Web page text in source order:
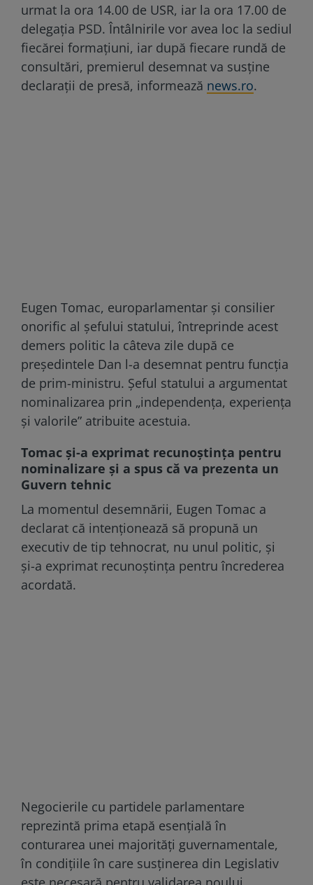
urmat la ora 14.00 de USR, iar la ora 17.00 de
delegația PSD. Întâlnirile vor avea loc la sediul
fiecărei formațiuni, iar după fiecare rundă de
consultări, premierul desemnat va susține
declarații de presă, informează news.ro.
Eugen Tomac, europarlamentar și consilier
onorific al șefului statului, întreprinde acest
demers politic la câteva zile după ce
președintele Dan l-a desemnat pentru funcția
de prim-ministru. Șeful statului a argumentat
nominalizarea prin „independența, experiența
și valorile” atribuite acestuia.
Tomac şi-a exprimat recunoştinţa pentru
nominalizare şi a spus că va prezenta un
Guvern tehnic
La momentul desemnării, Eugen Tomac a
declarat că intenționează să propună un
executiv de tip tehnocrat, nu unul politic, și
și-a exprimat recunoștința pentru încrederea
acordată.
Negocierile cu partidele parlamentare
reprezintă prima etapă esențială în
conturarea unei majorități guvernamentale,
în condițiile în care susținerea din Legislativ